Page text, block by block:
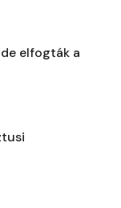
elfogták a